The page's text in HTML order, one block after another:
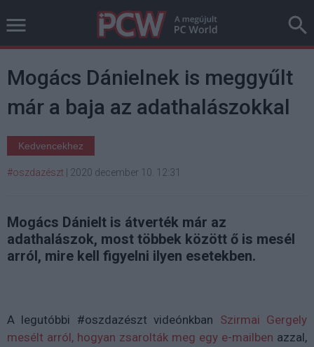
Mogács Dánielnek is meggyűlt
már a baja az adathalászokkal
Kedvencekhez
#oszdazészt 2020 december 10. 12:31
Mogács Dánielt is átverték már az
adathalászok, most többek között ő is mesél
arról, mire kell figyelni ilyen esetekben.
A legutóbbi #oszdazészt videónkban Szirmai Gergely
mesélt arról, hogyan zsarolták meg egy e-mailben azzal,